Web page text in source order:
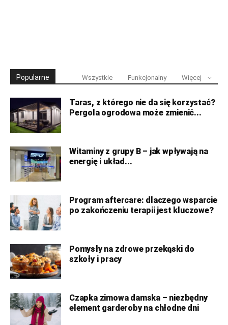
Popularne Wszystkie Funkcjonalny Więcej
Taras, z którego nie da się korzystać?
Pergola ogrodowa może zmienić...
Witaminy z grupy B – jak wpływają na
energię i układ...
Program aftercare: dlaczego wsparcie
po zakończeniu terapii jest kluczowe?
Pomysły na zdrowe przekąski do
szkoły i pracy
Czapka zimowa damska – niezbędny
element garderoby na chłodne dni